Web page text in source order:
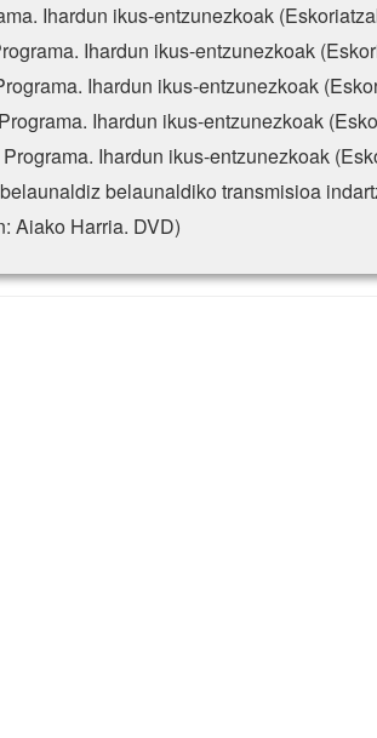
Ihardun ikus-entzunezkoak
Ihardun ikus-entzunezkoak
Ihardun ikus-entzunezkoak
Ihardun ikus-entzunezkoak
Ihardun ikus-entzunezkoak
belaunaldiko transmisioa
Aiako Harria. DVD)